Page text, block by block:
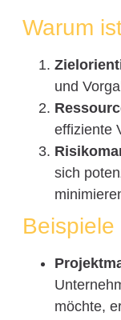
Warum
und
effiziente
sich
möchte,